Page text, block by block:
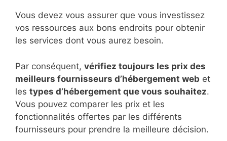
Vous devez vous assurer que vous investissez
vos ressources aux bons endroits pour obtenir
les services dont vous aurez besoin.
Par conséquent, vérifiez toujours les prix des
meilleurs fournisseurs d’hébergement web et
les types d’hébergement que vous souhaitez.
Vous pouvez comparer les prix et les
fonctionnalités offertes par les différents
fournisseurs pour prendre la meilleure décision.